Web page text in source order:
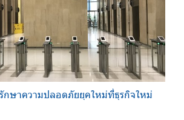
กษาความปลอดภัยยุคใหม่ที่ธุรกิจใหม่